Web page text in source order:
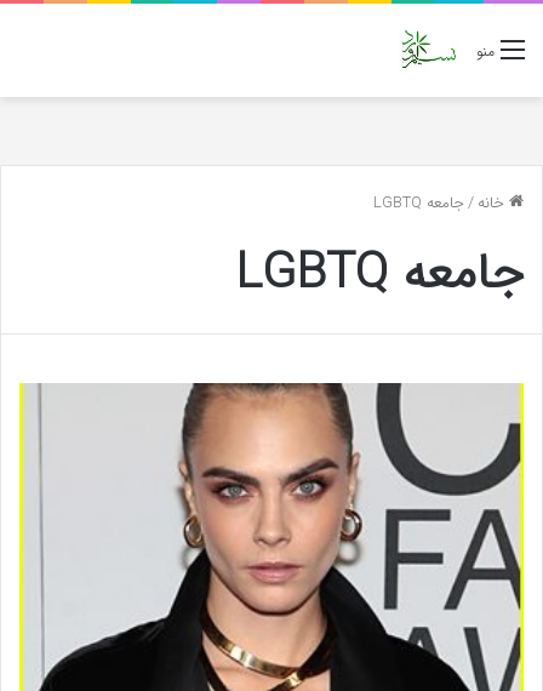
منو
خانه/جامعه LGBTQ
جامعه LGBTQ